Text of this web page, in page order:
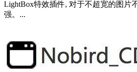
LightBox特效插件, 对于不超宽的图片
强。...